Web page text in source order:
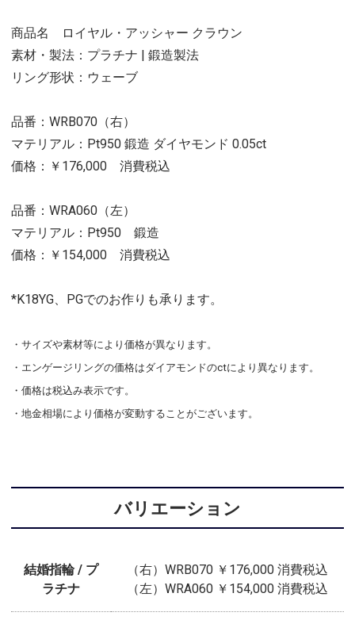
商品名 ロイヤル・アッシャー クラウン
素材・製法：プラチナ | 鍛造製法
リング形状：ウェーブ
品番：WRB070（右）
マテリアル：Pt950 鍛造 ダイヤモンド 0.05ct
価格：￥176,000 消費税込
品番：WRA060（左）
マテリアル：Pt950 鍛造
価格：￥154,000 消費税込
*K18YG、PGでのお作りも承ります。
・サイズや素材等により価格が異なります。
・エンゲージリングの価格はダイアモンドのctにより異なります。
・価格は税込み表示です。
・地金相場により価格が変動することがございます。
バリエーション
結婚指輪 / プ
ラチナ
（右）WRB070 ￥176,000 消費税込
（左）WRA060 ￥154,000 消費税込